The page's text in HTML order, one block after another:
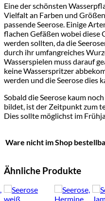
Eine der schönsten
Vielfalt an Farben und
passende Seerose. Einige
flachen Gefäßen wobei diese
werden sollten, da die
durch ihr umfangreiches
Wasserspielen muss darauf
keine Wasserspritzer
werden und die Seerose dies
Sobald die Seerose kaum
bildet, ist der Zeitpunkt zum
Dies sollte möglichst im
Ware nicht im Shop
Ähnliche Produkte